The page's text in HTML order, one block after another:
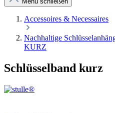
Accessoires & Necessaires
Nachhaltige
KURZ
Schlüsselband kurz